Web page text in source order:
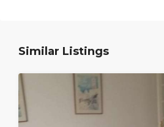
Similar Listings